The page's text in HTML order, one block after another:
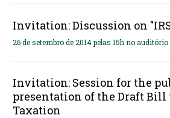
Invitation: Discussion on
26 de setembro de 2014 pelas 15h no auditório
Invitation: Session for the
presentation of the Draft Bill
Taxation